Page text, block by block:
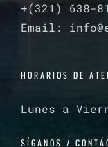
+(321) 638-
Email:
HORARIOS DE
Lunes a
SÍGANOS /